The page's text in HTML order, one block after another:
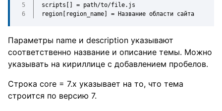
scripts[] = path/to/file.js
region[region_name] = Название области сайта
Параметры name и description указывают
соответственно название и описание темы. Можно
указывать на кириллице с добавлением пробелов.
Строка core = 7.x указывает на то, что тема
строится по версию 7.